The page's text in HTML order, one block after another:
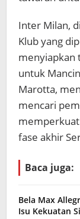
Inter Milan,
Klub yang
menyiapkan
untuk
Marotta,
mencari
fase akhir
Baca juga:
Bela Max
Isu Kekuatan